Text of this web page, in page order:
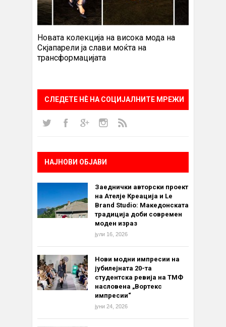
Новата колекција на висока мода на
Скјапарели ја слави моќта на
трансформацијата
СЛЕДЕТЕ НÈ НА СОЦИЈАЛНИТЕ МРЕЖИ
НАЈНОВИ ОБЈАВИ
Заеднички авторски проект
на Ателје Креација и Le
Brand Studio: Македонската
традиција доби современ
моден израз
јули 16, 2026
Нови модни импресии на
јубилејната 20-та
студентска ревија на ТМФ
насловена „Вортекс
импресии“
јуни 24, 2026